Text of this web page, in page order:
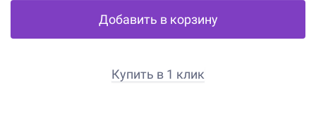
Добавить в корзину
Купить в 1 клик